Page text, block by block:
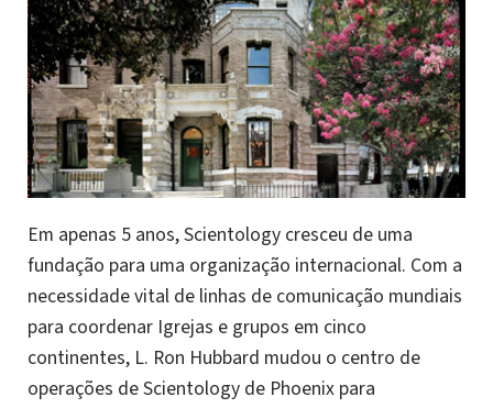
Em apenas 5 anos, Scientology cresceu de uma
fundação para uma organização internacional. Com a
necessidade vital de linhas de comunicação mundiais
para coordenar Igrejas e grupos em cinco
continentes, L. Ron Hubbard mudou o centro de
operações de Scientology de Phoenix para